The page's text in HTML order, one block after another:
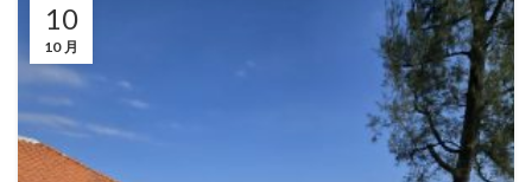
10
10 月